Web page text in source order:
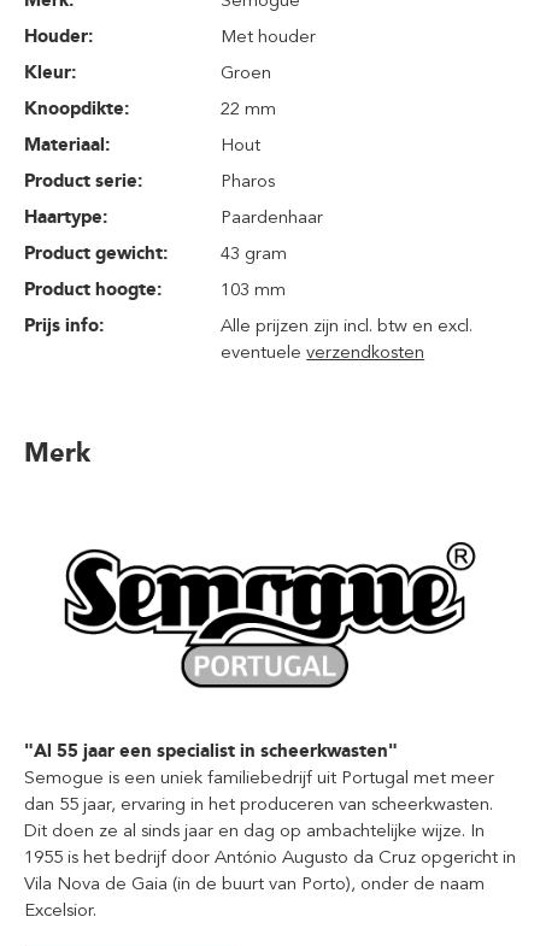
Houder:
Met houder
Kleur:
Groen
Knoopdikte:
22 mm
Materiaal:
Hout
Product serie:
Pharos
Haartype:
Paardenhaar
Product gewicht:
43 gram
Product hoogte:
103 mm
Prijs info:
Alle prijzen zijn incl. btw en excl.
eventueleverzendkosten
Merk
"Al 55 jaar een specialist in scheerkwasten"
Semogue is een uniek familiebedrijf uit Portugal met meer
dan 55 jaar, ervaring in het produceren van scheerkwasten.
Dit doen ze al sinds jaar en dag op ambachtelijke wijze. In
1955 is het bedrijf door António Augusto da Cruz opgericht in
Vila Nova de Gaia (in de buurt van Porto), onder de naam
Excelsior.